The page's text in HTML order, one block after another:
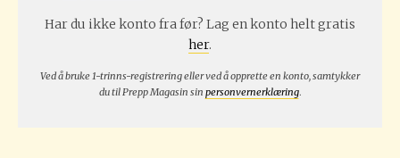
Har du ikke konto fra før? Lag en konto helt gratis
her.
Ved å bruke 1-trinns-registrering eller ved å opprette en konto, samtykker
du til Prepp Magasin sin personvernerklæring.